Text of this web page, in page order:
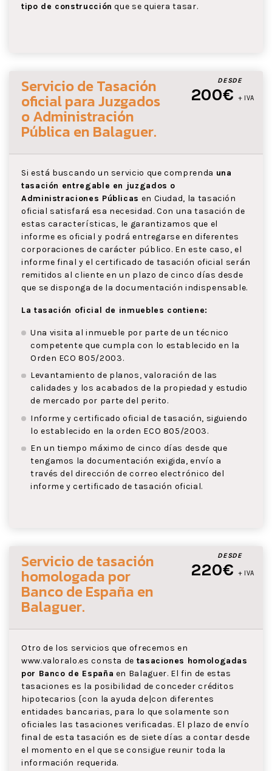
tipo de construcción que se quiera tasar.
DESDE
200€ + IVA
Servicio de Tasación
oficial para Juzgados
o Administración
Pública en Balaguer.
Si está buscando un servicio que comprenda una
tasación entregable en juzgados o
Administraciones Públicas en Ciudad, la tasación
oficial satisfará esa necesidad. Con una tasación de
estas características, le garantizamos que el
informe es oficial y podrá entregarse en diferentes
corporaciones de carácter público. En este caso, el
informe final y el certificado de tasación oficial serán
remitidos al cliente en un plazo de cinco días desde
que se disponga de la documentación indispensable.
La tasación oficial de inmuebles contiene:
Una visita al inmueble por parte de un técnico
competente que cumpla con lo establecido en la
Orden ECO 805/2003.
Levantamiento de planos, valoración de las
calidades y los acabados de la propiedad y estudio
de mercado por parte del perito.
Informe y certificado oficial de tasación, siguiendo
lo establecido en la orden ECO 805/2003.
En un tiempo máximo de cinco días desde que
tengamos la documentación exigida, envío a
través del dirección de correo electrónico del
informe y certificado de tasación oficial.
DESDE
220€ + IVA
Servicio de tasación
homologada por
Banco de España en
Balaguer.
Otro de los servicios que ofrecemos en
www.valoralo.es consta de tasaciones homologadas
por Banco de España en Balaguer. El fin de estas
tasaciones es la posibilidad de conceder créditos
hipotecarios {con la ayuda de|con diferentes
entidades bancarias, para lo que solamente son
oficiales las tasaciones verificadas. El plazo de envío
final de esta tasación es de siete días a contar desde
el momento en el que se consigue reunir toda la
información requerida.